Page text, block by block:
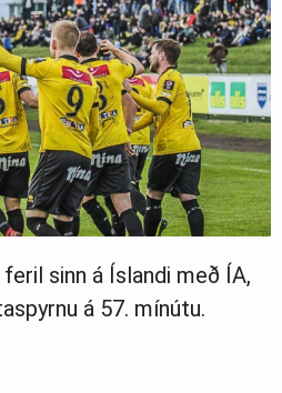
sinn á Íslandi með ÍA,
á 57. mínútu.